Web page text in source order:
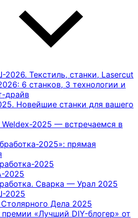
Текстиль, станки, Lasercut
6 станков, 3 технологии и
драйв
Новейшие станки для вашего
Weldex-2025 — встречаемся в
2025»: прямая
2025
2025
Сварка — Урал 2025
2025
Дела 2025
премии «Лучший DIY-блогер» от